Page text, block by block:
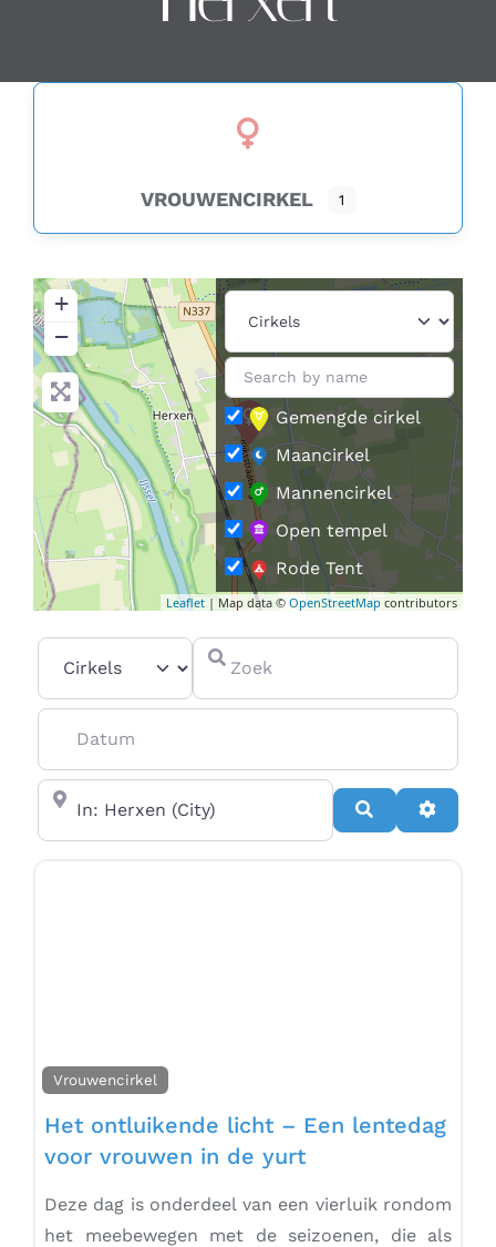
VROUWENCIRKEL 1
+
−
Leaflet | Map data © OpenStreetMap contributors
Gemengde cirkel
Maancirkel
Mannencirkel
Open tempel
Rode Tent
Vrouwencirkel
Zoek
In de buurt van
Search
Vrouwencirkel
Het ontluikende licht – Een lentedag
voor vrouwen in de yurt
Deze dag is onderdeel van een vierluik rondom
het meebewegen met de seizoenen, die als